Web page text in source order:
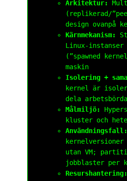
Arkitektur:
(replikerad/
design ovanpå
Kärnmekanism:
Linux-instanser
(”spawned
maskin
Isolering +
kernel är
dela
Målmiljö:
kluster och
Användningsfall:
utan VM;
jobblaster per
Resurshantering: